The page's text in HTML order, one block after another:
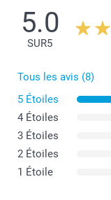
Nettoyez-le
devoir gratter
vaisselle.
Tenez-le à l'abri
5.0
SUR5
Tous les avis (8)
5 Étoiles
4 Étoiles
3 Étoiles
2 Étoiles
1 Étoile